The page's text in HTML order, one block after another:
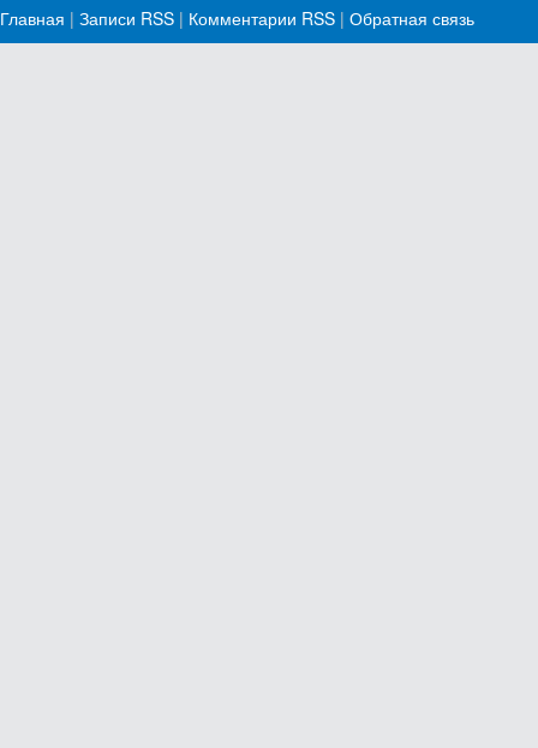
Главная | Записи RSS | Комментарии RSS | Обратная связь